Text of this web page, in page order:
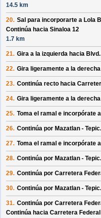
14.5 km
20. Sal para incorporarte a Lola
Continúa hacia Sinaloa 12
1.7 km
21. Gira a la izquierda hacia
22. Gira ligeramente a la
23. Continúa recto hacia
24. Gira ligeramente a la
25. Toma el ramal e incorpórate a
26. Continúa por Mazatlan - Tepic.
27. Toma el ramal e incorpórate a
28. Continúa por Mazatlan - Tepic.
29. Continúa por Carretera
30. Continúa por Mazatlan - Tepic.
31. Continúa por Carretera
Continúa hacia Carretera